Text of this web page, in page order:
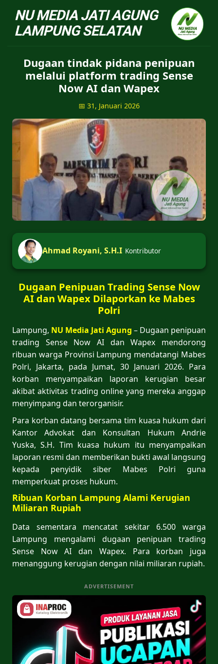
NU Jatiagung - Situs
Dugaan tindak pidana penipuan
melalui platform trading Sense
Now AI dan Wapex
📅 31, Januari 2026
Ahmad Royani, S.H.I Kontributor
Dugaan Penipuan Trading Sense Now
AI dan Wapex Dilaporkan ke Mabes
Polri
Lampung, NU Media Jati Agung – Dugaan penipuan
trading Sense Now AI dan Wapex mendorong
ribuan warga Provinsi Lampung mendatangi Mabes
Polri, Jakarta, pada Jumat, 30 Januari 2026. Para
korban menyampaikan laporan kerugian besar
akibat aktivitas trading online yang mereka anggap
menyimpang dan terorganisir.
Para korban datang bersama tim kuasa hukum dari
Kantor Advokat dan Konsultan Hukum Andrie
Yuska, S.H. Tim kuasa hukum itu menyampaikan
laporan resmi dan memberikan bukti awal langsung
kepada penyidik siber Mabes Polri guna
memperkuat proses hukum.
Ribuan Korban Lampung Alami Kerugian
Miliaran Rupiah
Data sementara mencatat sekitar 6.500 warga
Lampung mengalami dugaan penipuan trading
Sense Now AI dan Wapex. Para korban juga
menanggung kerugian dengan nilai miliaran rupiah.
ADVERTISEMENT